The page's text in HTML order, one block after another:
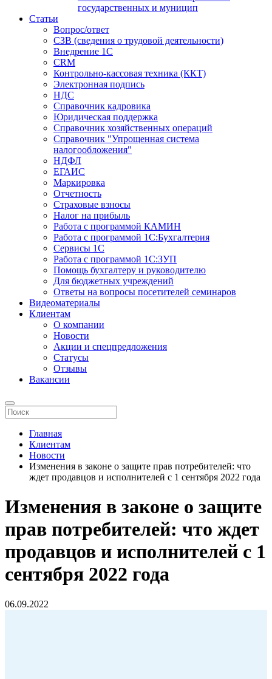
государственных и муницип
Статьи
Вопрос/ответ
СЗВ (сведения о трудовой деятельности)
Внедрение 1С
CRM
Контрольно-кассовая техника (ККТ)
Электронная подпись
НДС
Справочник кадровика
Юридическая поддержка
Справочник хозяйственных операций
Справочник "Упрощенная система
налогообложения"
НДФЛ
ЕГАИС
Маркировка
Отчетность
Страховые взносы
Налог на прибыль
Работа с программой КАМИН
Работа с программой 1С:Бухгалтерия
Сервисы 1С
Работа с программой 1С:ЗУП
Помощь бухгалтеру и руководителю
Для бюджетных учреждений
Ответы на вопросы посетителей семинаров
Видеоматериалы
Клиентам
О компании
Новости
Акции и спецпредложения
Статусы
Отзывы
Вакансии
Главная
Клиентам
Новости
Изменения в законе о защите прав потребителей: что
ждет продавцов и исполнителей с 1 сентября 2022 года
Изменения в законе о защите
прав потребителей: что ждет
продавцов и исполнителей с 1
сентября 2022 года
06.09.2022